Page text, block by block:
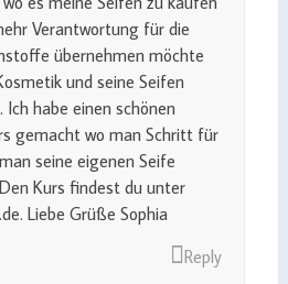
Verantwortung für die
übernehmen möchte
und seine Seifen
Ich habe einen schönen
gemacht wo man Schritt für
seine eigenen Seife
Kurs findest du unter
Liebe Grüße Sophia
Reply